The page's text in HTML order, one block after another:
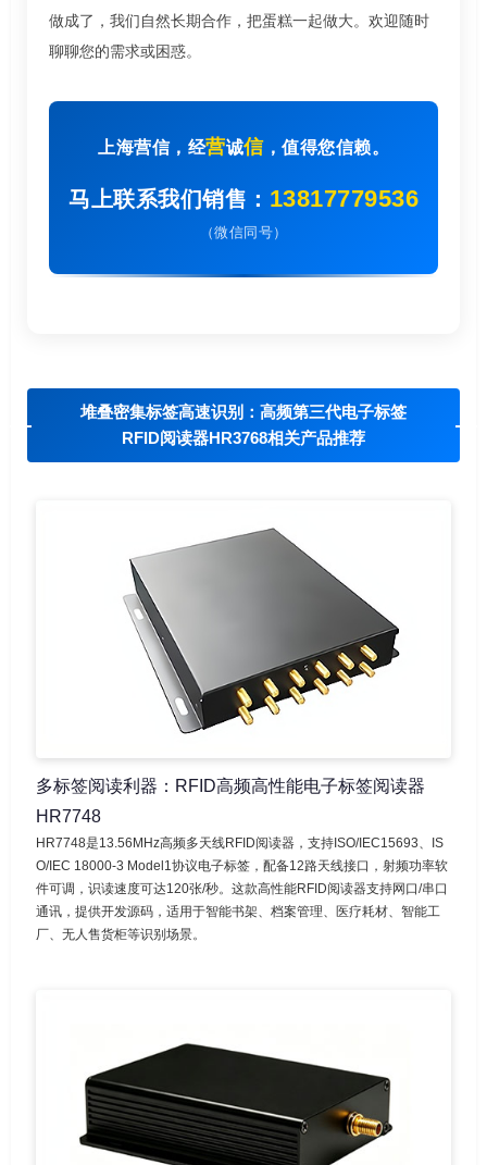
做成了，我们自然长期合作，把蛋糕一起做大。欢迎随时
聊聊您的需求或困惑。
上海营信，经营诚信，值得您信赖。
马上联系我们销售： 13817779536
（微信同号）
堆叠密集标签高速识别：高频第三代电子标签
RFID阅读器HR3768相关产品推荐
多标签阅读利器：RFID高频高性能电子标签阅读器
HR7748
HR7748是13.56MHz高频多天线RFID阅读器，支持ISO/IEC15693、IS
O/IEC 18000-3 Model1协议电子标签，配备12路天线接口，射频功率软
件可调，识读速度可达120张/秒。这款高性能RFID阅读器支持网口/串口
通讯，提供开发源码，适用于智能书架、档案管理、医疗耗材、智能工
厂、无人售货柜等识别场景。